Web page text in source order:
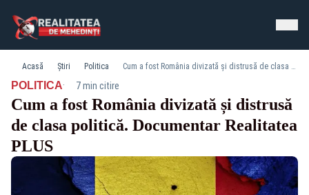
Acasă Știri Politica Cum a fost România divizată și distrusă de clasa politică. Documentar Realitatea PLUS
POLITICA· 7 min citire
Cum a fost România divizată și distrusă
de clasa politică. Documentar Realitatea
PLUS